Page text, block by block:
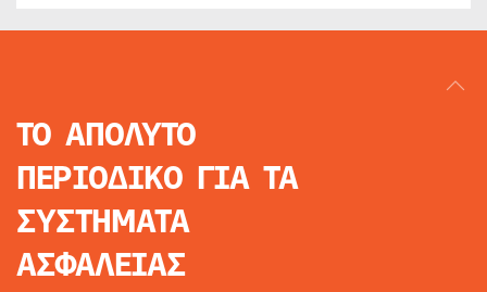
ΤΟ ΑΠΟΛΥΤΟ
ΠΕΡΙΟΔΙΚΟ ΓΙΑ ΤΑ
ΣΥΣΤΗΜΑΤΑ
ΑΣΦΑΛΕΙΑΣ